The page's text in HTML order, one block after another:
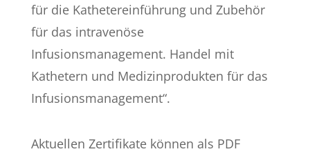
für die Kathetereinführung und Zubehör
für das intravenöse
Infusionsmanagement. Handel mit
Kathetern und Medizinprodukten für das
Infusionsmanagement“.
Aktuellen Zertifikate können als PDF